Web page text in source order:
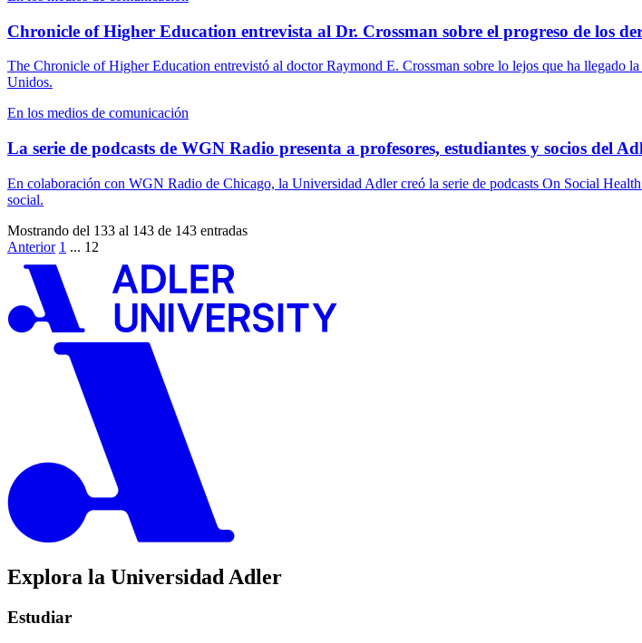
Chronicle of Higher Education entrevista al Dr. Crossman sobre el progreso de los
The Chronicle of Higher Education entrevistó al doctor Raymond E. Crossman sobre lo lejos que ha llegado
Unidos.
En los medios de comunicación
La serie de podcasts de WGN Radio presenta a profesores, estudiantes y socios del
En colaboración con WGN Radio de Chicago, la Universidad Adler creó la serie de podcasts On Social
social.
Mostrando del 133 al 143 de 143 entradas
Anterior 1 ... 12
Explora la Universidad Adler
Estudiar